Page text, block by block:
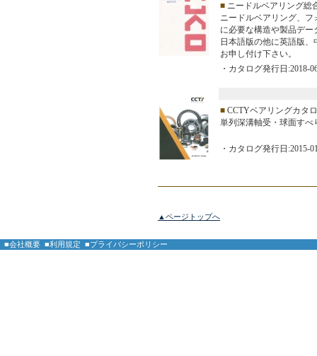
■ ニードルベアリング総
ニードルベアリング、
に必要な構造や製品デ
日本語版の他に英語版
お申し付け下さい。
・カタログ発行日:2018-
■ CCTYベアリングカタ
単列深溝軸受・球面すべ
・カタログ発行日:2015-
▲ページトップへ
■会社概要 ■利用規定 ■プライバシーポリシー